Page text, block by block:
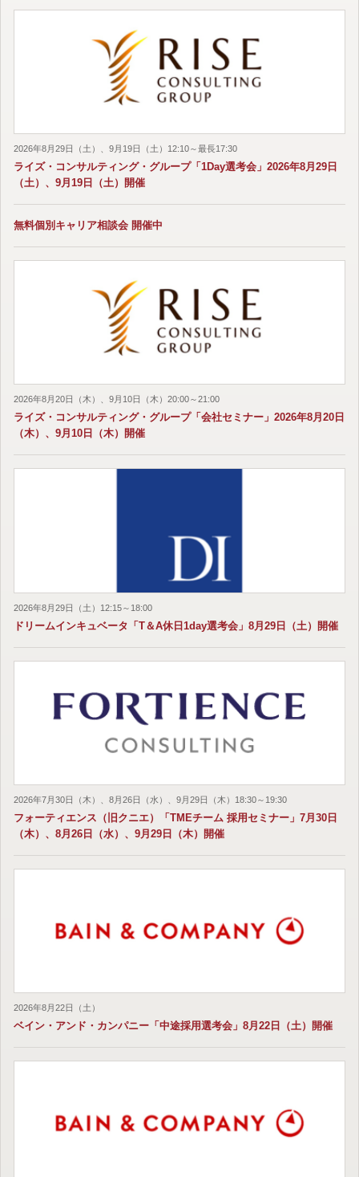
2026年8月29日（土）、9月19日（土）12:10～最長17:30
ライズ・コンサルティング・グループ「1Day選考会」2026年8月29日
（土）、9月19日（土）開催
無料個別キャリア相談会 開催中
2026年8月20日（木）、9月10日（木）20:00～21:00
ライズ・コンサルティング・グループ「会社セミナー」2026年8月20日
（木）、9月10日（木）開催
2026年8月29日（土）12:15～18:00
ドリームインキュベータ「T＆A休日1day選考会」8月29日（土）開催
2026年7月30日（木）、8月26日（水）、9月29日（木）18:30～19:30
フォーティエンス（旧クニエ）「TMEチーム 採用セミナー」7月30日
（木）、8月26日（水）、9月29日（木）開催
2026年8月22日（土）
ベイン・アンド・カンパニー「中途採用選考会」8月22日（土）開催